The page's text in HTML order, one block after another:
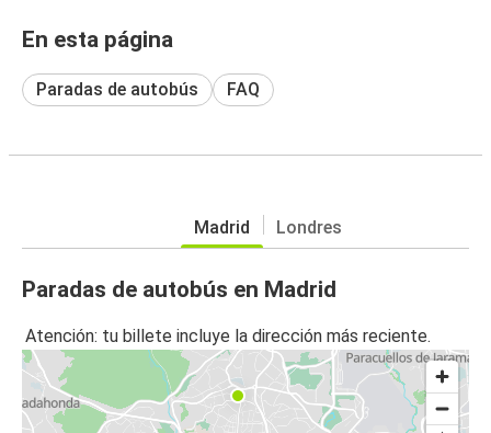
En esta página
Paradas de autobús FAQ
Madrid Londres
Paradas de autobús en Madrid
Atención: tu billete incluye la dirección más reciente.